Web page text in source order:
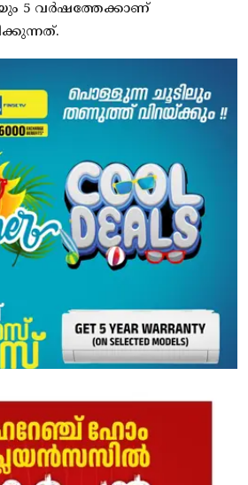
5 വർഷത്തേക്കാണ്